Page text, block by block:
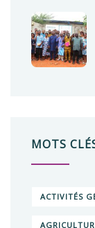
MOTS
ACTIVITÉS